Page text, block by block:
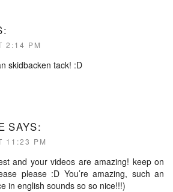
2:14 PM
skidbacken tack! :D
SAYS:
11:23 PM
and your videos are amazing! keep on
please :D You’re amazing, such an
in english sounds so so nice!!!)